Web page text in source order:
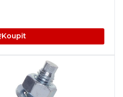
Koupit